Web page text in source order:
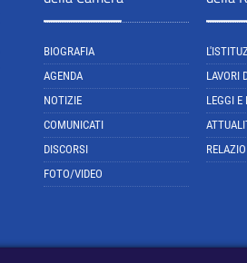
BIOGRAFIA
AGENDA
NOTIZIE
COMUNICATI
DISCORSI
FOTO/VIDEO
LAVORI
LEGGI E